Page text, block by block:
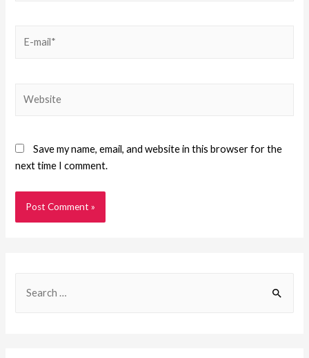
Save my name, email, and website in this browser for the
next time I comment.